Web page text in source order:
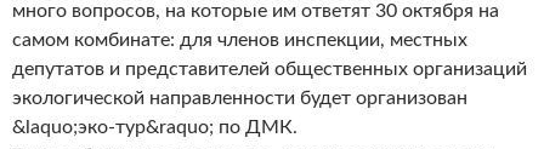
много вопросов, на которые им ответят 30 октября на
самом комбинате: для членов инспекции, местных
депутатов и представителей общественных организаций
экологической направленности будет организован
&laquo;эко-тур&raquo; по ДМК.